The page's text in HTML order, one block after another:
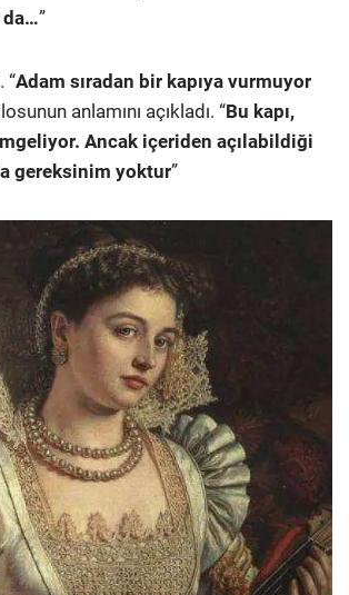
da…”
“Adam sıradan bir kapıya vurmuyor
anlamını açıkladı. “Bu kapı,
Ancak içeriden açılabildiği
gereksinim yoktur”